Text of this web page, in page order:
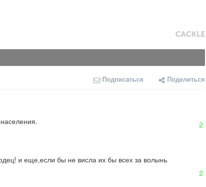
Подписаться Поделиться
2
и еще,если бы не висла их бы всех за волынь
2